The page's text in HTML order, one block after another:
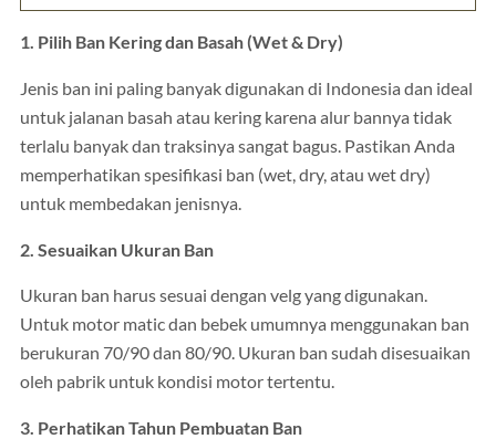
1. Pilih Ban Kering dan Basah (Wet & Dry)
Jenis ban ini paling banyak digunakan di Indonesia dan ideal
untuk jalanan basah atau kering karena alur bannya tidak
terlalu banyak dan traksinya sangat bagus. Pastikan Anda
memperhatikan spesifikasi ban (wet, dry, atau wet dry)
untuk membedakan jenisnya.
2. Sesuaikan Ukuran Ban
Ukuran ban harus sesuai dengan velg yang digunakan.
Untuk motor matic dan bebek umumnya menggunakan ban
berukuran 70/90 dan 80/90. Ukuran ban sudah disesuaikan
oleh pabrik untuk kondisi motor tertentu.
3. Perhatikan Tahun Pembuatan Ban